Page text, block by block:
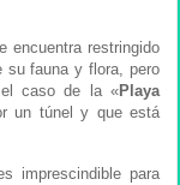
encuentra restringido
su fauna y flora, pero
el caso de la «Playa
un túnel y que está
imprescindible para